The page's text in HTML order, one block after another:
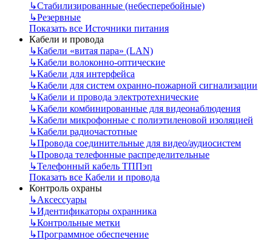
↳Стабилизированные (небесперебойные)
↳Резервные
Показать все Источники питания
Кабели и провода
↳Кабели «витая пара» (LAN)
↳Кабели волоконно-оптические
↳Кабели для интерфейса
↳Кабели для систем охранно-пожарной сигнализации
↳Кабели и провода электротехнические
↳Кабели комбинированные для видеонаблюдения
↳Кабели микрофонные с полиэтиленовой изоляцией
↳Кабели радиочастотные
↳Провода соединительные для видео/аудиосистем
↳Провода телефонные распределительные
↳Телефонный кабель ТППэп
Показать все Кабели и провода
Контроль охраны
↳Аксессуары
↳Идентификаторы охранника
↳Контрольные метки
↳Программное обеспечение